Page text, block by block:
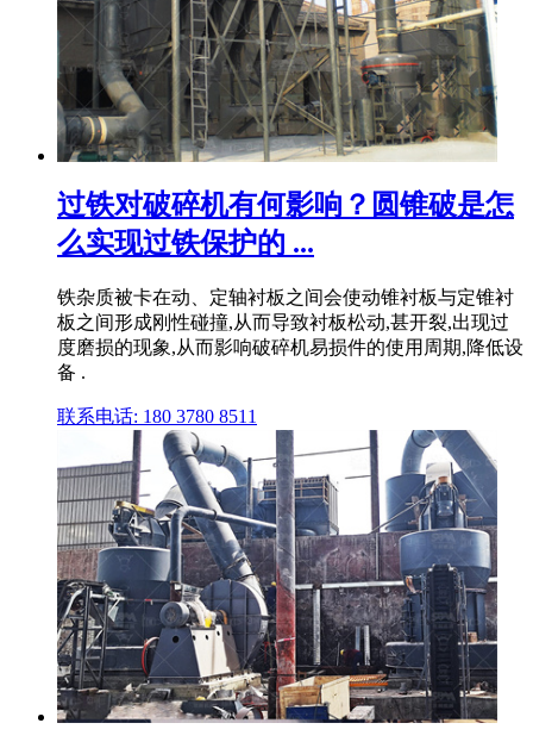
过铁对破碎机有何影响？圆锥破是怎
么实现过铁保护的 ...
铁杂质被卡在动、定轴衬板之间会使动锥衬板与定锥衬
板之间形成刚性碰撞,从而导致衬板松动,甚开裂,出现过
度磨损的现象,从而影响破碎机易损件的使用周期,降低设
备 .
联系电话: 180 3780 8511